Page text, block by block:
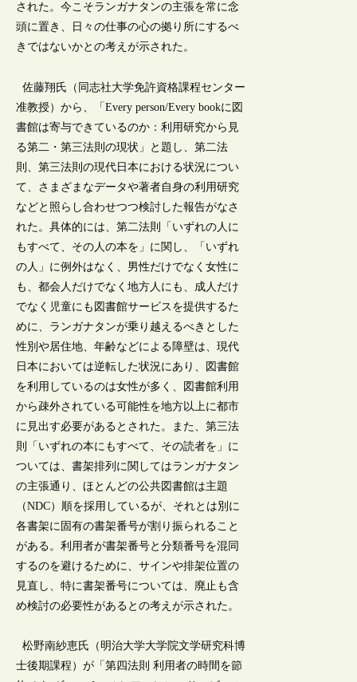
された。今こそランガナタンの主張を常に念
頭に置き、日々の仕事の心の拠り所にするべ
きではないかとの考えが示された。
佐藤翔氏（同志社大学免許資格課程センター
准教授）から、「Every person/Every bookに図
書館は寄与できているのか：利用研究から見
る第二・第三法則の現状」と題し、第二法
則、第三法則の現代日本における状況につい
て、さまざまなデータや著者自身の利用研究
などと照らし合わせつつ検討した報告がなさ
れた。具体的には、第二法則「いずれの人に
もすべて、その人の本を」に関し、「いずれ
の人」に例外はなく、男性だけでなく女性に
も、都会人だけでなく地方人にも、成人だけ
でなく児童にも図書館サービスを提供するた
めに、ランガナタンが乗り越えるべきとした
性別や居住地、年齢などによる障壁は、現代
日本においては逆転した状況にあり、図書館
を利用しているのは女性が多く、図書館利用
から疎外されている可能性を地方以上に都市
に見出す必要があるとされた。また、第三法
則「いずれの本にもすべて、その読者を」に
ついては、書架排列に関してはランガナタン
の主張通り、ほとんどの公共図書館は主題
（NDC）順を採用しているが、それとは別に
各書架に固有の書架番号が割り振られること
がある。利用者が書架番号と分類番号を混同
するのを避けるために、サインや排架位置の
見直し、特に書架番号については、廃止も含
め検討の必要性があるとの考えが示された。
松野南紗恵氏（明治大学大学院文学研究科博
士後期課程）が「第四法則 利用者の時間を節